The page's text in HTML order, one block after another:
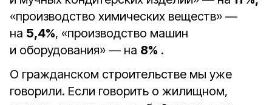
«производство химических веществ» —
на 5,4%, «производство машин
и оборудования» — на 8% .
О гражданском строительстве мы уже
говорили. Если говорить о жилищном,